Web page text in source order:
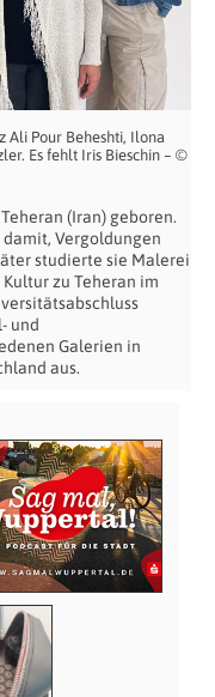
Ali Pour Beheshti, Ilona
Es fehlt Iris Bieschin – ©
(Iran) geboren.
Vergoldungen
studierte sie Malerei
zu Teheran im
und
Galerien in
aus.